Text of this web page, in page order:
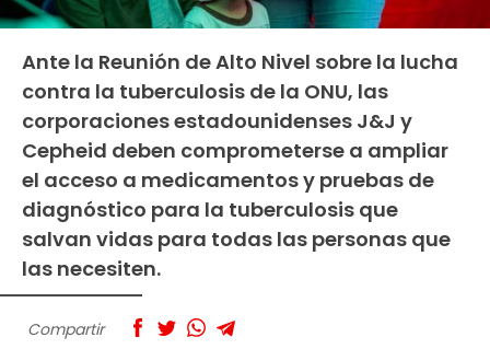
Ante la Reunión de Alto Nivel sobre la lucha
contra la tuberculosis de la ONU, las
corporaciones estadounidenses J&J y
Cepheid deben comprometerse a ampliar
el acceso a medicamentos y pruebas de
diagnóstico para la tuberculosis que
salvan vidas para todas las personas que
las necesiten.
Compartir